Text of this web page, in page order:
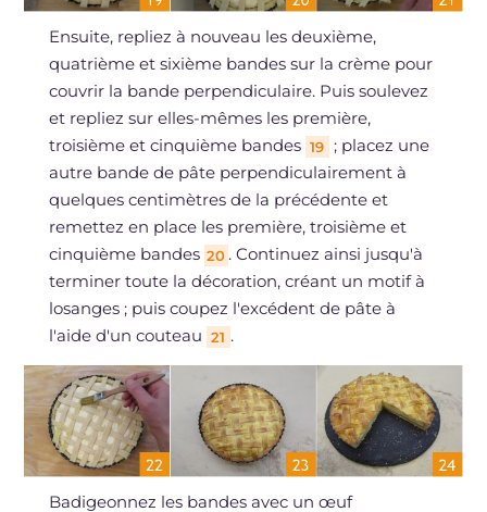
Ensuite, repliez à nouveau les deuxième,
quatrième et sixième bandes sur la crème pour
couvrir la bande perpendiculaire. Puis soulevez
et repliez sur elles-mêmes les première,
troisième et cinquième bandes 19
; placez une
autre bande de pâte perpendiculairement à
quelques centimètres de la précédente et
remettez en place les première, troisième et
cinquième bandes 20 . Continuez ainsi jusqu'à
terminer toute la décoration, créant un motif à
losanges ; puis coupez l'excédent de pâte à
l'aide d'un couteau 21 .
Badigeonnez les bandes avec un œuf